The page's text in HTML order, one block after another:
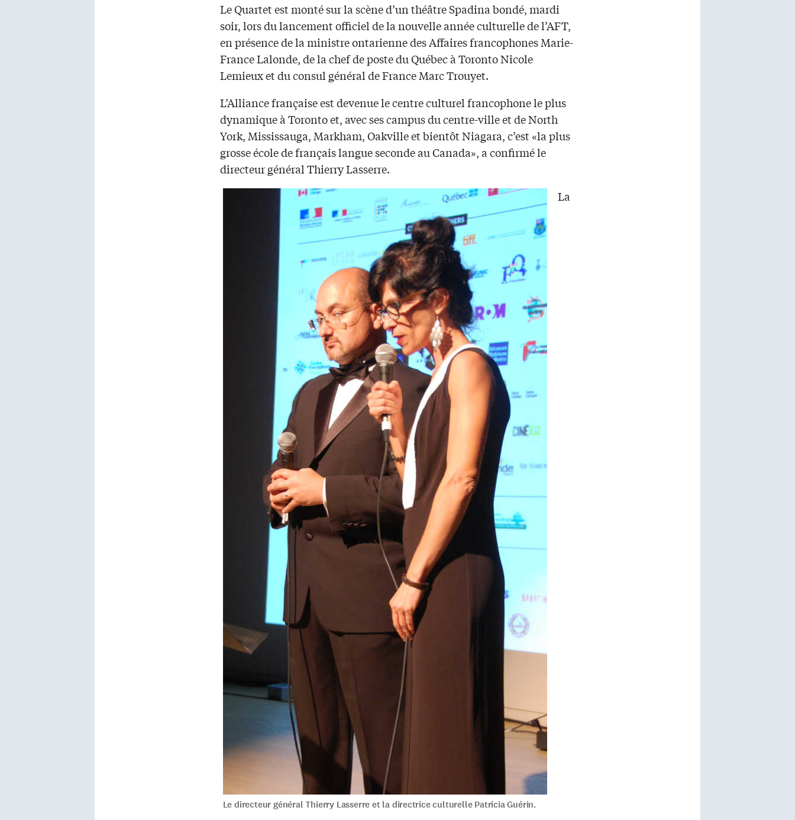
Le Quartet est monté sur la scène d’un théâtre Spadina bondé, mardi
soir, lors du lancement officiel de la nouvelle année culturelle de l’AFT,
en présence de la ministre ontarienne des Affaires francophones Marie-
France Lalonde, de la chef de poste du Québec à Toronto Nicole
Lemieux et du consul général de France Marc Trouyet.
L’Alliance française est devenue le centre culturel francophone le plus
dynamique à Toronto et, avec ses campus du centre-ville et de North
York, Mississauga, Markham, Oakville et bientôt Niagara, c’est «la plus
grosse école de français langue seconde au Canada», a confirmé le
directeur général Thierry Lasserre.
Le directeur général Thierry Lasserre et la directrice culturelle Patricia Guérin.
La